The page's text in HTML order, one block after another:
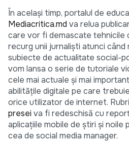
În același timp, portalul de
Mediacritica.md va relua
care vor fi demascate tehnicile
recurg unii jurnaliști atunci
subiecte de actualitate social-
vom lansa o serie de tutoriale
cele mai actuale și mai
abilitățile digitale pe care
orice utilizator de internet.
presei va fi redeschisă cu
aplicațiile mobile de știri și noile
cea de social media manager.